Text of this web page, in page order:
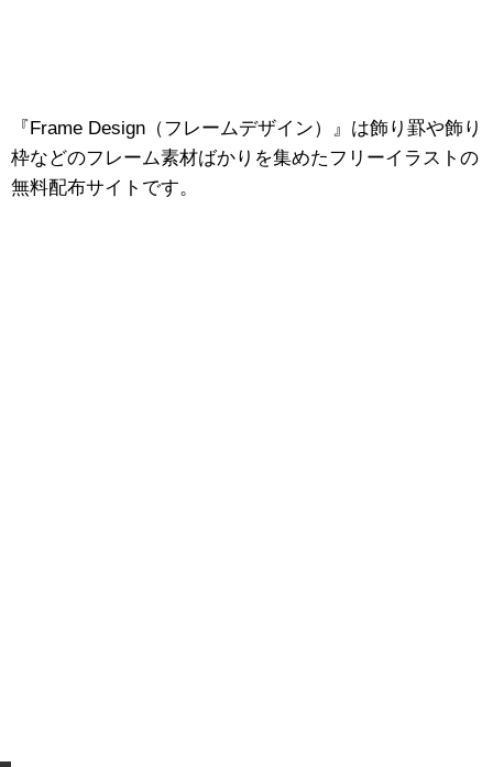
『Frame Design（フレームデザイン）』は飾り罫や飾り
枠などのフレーム素材ばかりを集めたフリーイラストの
無料配布サイトです。